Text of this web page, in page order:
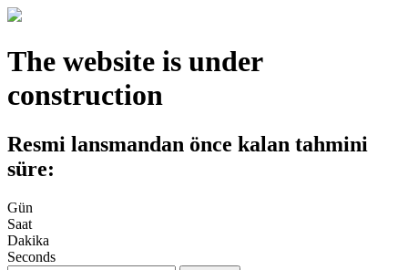
The website is under
construction
Resmi lansmandan önce kalan tahmini
süre:
Gün
Saat
Dakika
Seconds